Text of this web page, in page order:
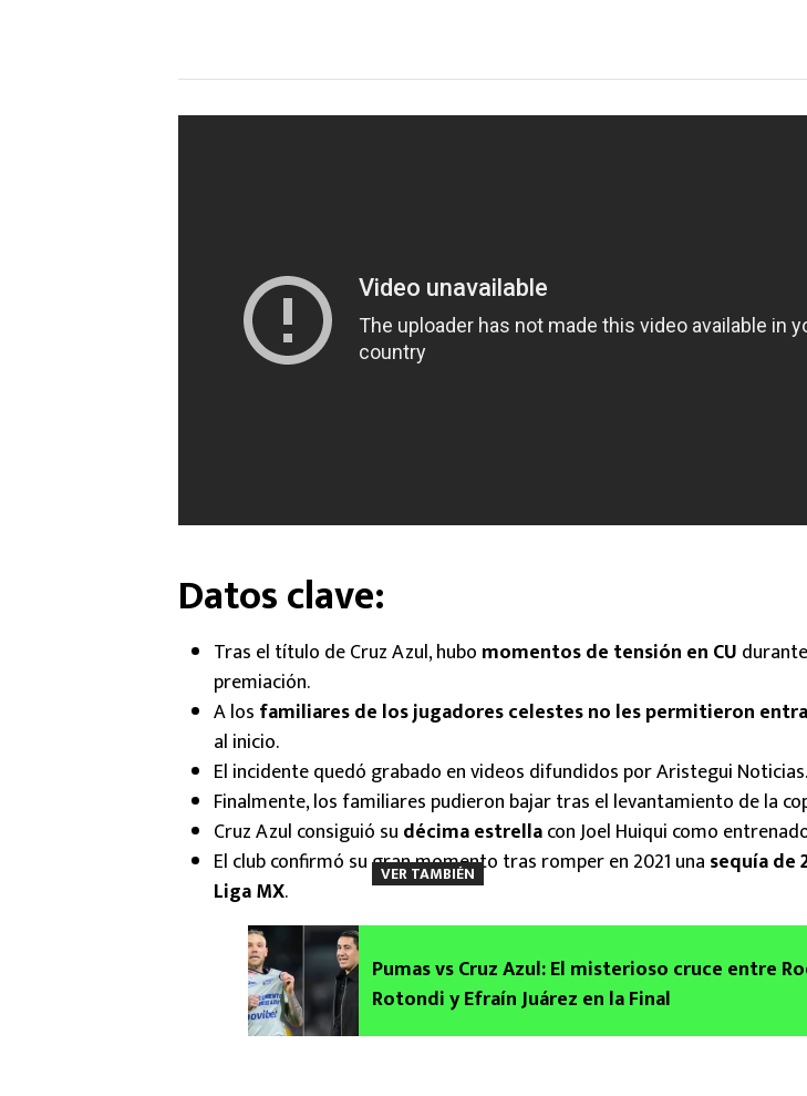
Datos clave:
Tras el título de Cruz Azul, hubo momentos de tensión en CU
premiación.
A los familiares de los jugadores celestes no les permitieron
al inicio.
El incidente quedó grabado en videos difundidos por Aristegui Noticias.
Finalmente, los familiares pudieron bajar tras el levantamiento de la
Cruz Azul consiguió su décima estrellacon Joel Huiqui como
El club confirmó su gran momento tras romper en 2021 una sequía de
Liga MX.
VER TAMBIÉN
Pumas vs Cruz Azul: El misterioso cruce entre
Rotondi y Efraín Juárez en la Final